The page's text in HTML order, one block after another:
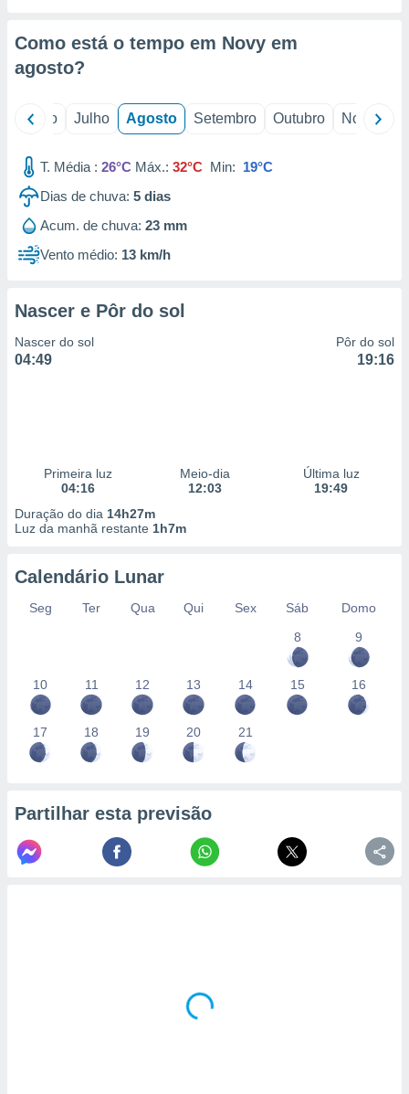
através
estudos
de
Como está o tempo em Novy em
agosto?
Junho Julho Agosto Setembro Outubro Novembro
T. Média : 26°C Máx.: 32°C Min: 19°C
Dias de chuva: 5 dias
Acum. de chuva: 23 mm
Vento médio: 13 km/h
Nascer e Pôr do sol
Nascer do sol
04:49
Pôr do sol
19:16
Primeira luz
04:16
Meio-dia
12:03
Última luz
19:49
Duração do dia 14h27m
Luz da manhã restante 1h7m
Calendário Lunar
Seg Ter Qua Qui Sex Sáb
Domo
8
9
10 11 12 13 14 15 16
17 18 19 20 21
Partilhar esta previsão